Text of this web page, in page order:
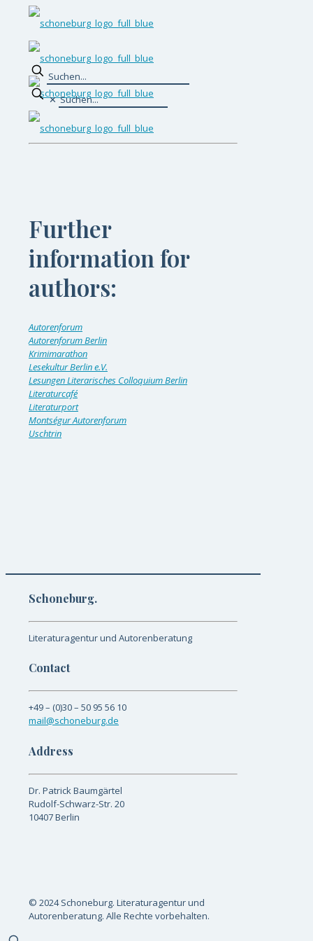
✕
Further
information for
authors:
Autorenforum
Autorenforum Berlin
Krimimarathon
Lesekultur Berlin e.V.
Lesungen Literarisches Colloquium Berlin
Literaturcafé
Literaturport
Montségur Autorenforum
Uschtrin
Schoneburg.
Literaturagentur und Autorenberatung
Contact
+49 – (0)30 – 50 95 56 10
mail@schoneburg.de
Address
Dr. Patrick Baumgärtel
Rudolf-Schwarz-Str. 20
10407 Berlin
© 2024 Schoneburg. Literaturagentur und
Autorenberatung. Alle Rechte vorbehalten.